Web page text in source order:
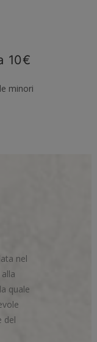
10€
minori
nel
quale
del